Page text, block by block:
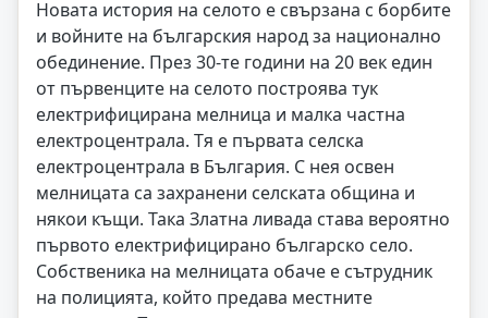
Новата история на селото е свързана с борбите
и войните на българския народ за национално
обединение. През 30-те години на 20 век един
от първенците на селото построява тук
електрифицирана мелница и малка частна
електроцентрала. Тя е първата селска
електроцентрала в България. С нея освен
мелницата са захранени селската община и
някои къщи. Така Златна ливада става вероятно
първото електрифицирано българско село.
Собственика на мелницата обаче е сътрудник
на полицията, който предава местните